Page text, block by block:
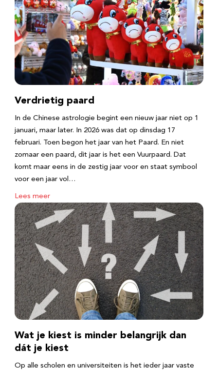
Verdrietig paard
In de Chinese astrologie begint een nieuw jaar niet op 1
januari, maar later. In 2026 was dat op dinsdag 17
februari. Toen begon het jaar van het Paard. En niet
zomaar een paard, dit jaar is het een Vuurpaard. Dat
komt maar eens in de zestig jaar voor en staat symbool
voor een jaar vol…
Lees meer
Wat je kiest is minder belangrijk dan
dát je kiest
Op alle scholen en universiteiten is het ieder jaar vaste